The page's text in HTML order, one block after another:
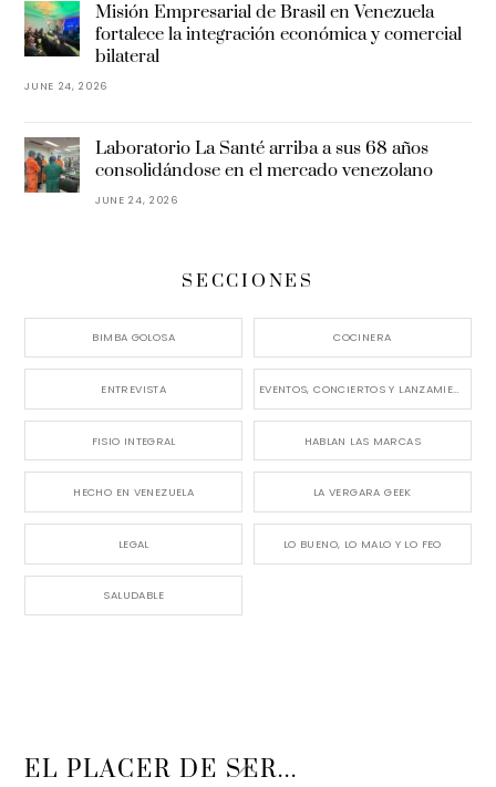
Misión Empresarial de Brasil en Venezuela
fortalece la integración económica y comercial
bilateral
JUNE 24, 2026
Laboratorio La Santé arriba a sus 68 años
consolidándose en el mercado venezolano
JUNE 24, 2026
SECCIONES
BIMBA GOLOSA COCINERA
ENTREVISTA EVENTOS, CONCIERTOS Y LANZAMIENTOS
FISIO INTEGRAL HABLAN LAS MARCAS
HECHO EN VENEZUELA LA VERGARA GEEK
LEGAL LO BUENO, LO MALO Y LO FEO
SALUDABLE
Back
EL PLACER DE SER...